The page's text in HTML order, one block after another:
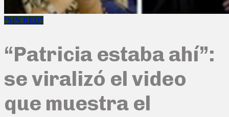
"SIN RED"
“Patricia estaba ahí”:
se viralizó el video
que muestra el